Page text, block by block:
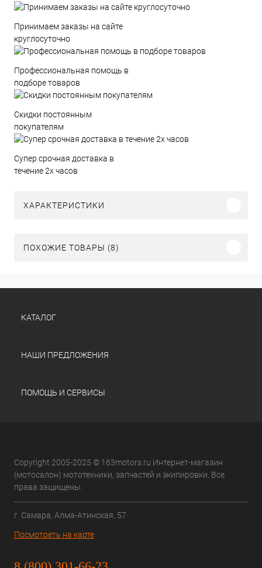
Принимаем заказы на сайте
круглосуточно
Профессиональная помощь в
подборе товаров
Скидки постоянным
покупателям
Супер срочная доставка в
течение 2х часов
ХАРАКТЕРИСТИКИ
ПОХОЖИЕ ТОВАРЫ (8)
КАТАЛОГ
НАШИ ПРЕДЛОЖЕНИЯ
ПОМОЩЬ И СЕРВИСЫ
Copyright 2005-2025 © 163motors.ru Интернет-магазин
(мотосалон) мототехники, запчастей и экипировки. Все
права защищены.
г. Самара, Алма-Атинская, 57
Посмотреть на карте